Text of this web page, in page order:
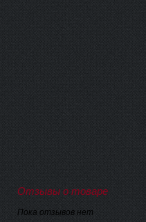
Отзывы о товаре
Пока отзывов нет